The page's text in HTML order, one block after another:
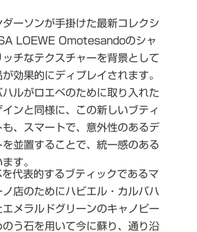
ーソンが手掛けた最新コレクシ
LOEWE Omotesandoのシャ
チなテクスチャーを背景として
効果的にディプレイされます。
ルがロエベのために取り入れた
ンと同様に、この新しいブティ
も、スマートで、意外性のあるデ
並置することで、統一感のある
す。
代表的するブティックであるマ
ノ店のためにハビエル・カルバハ
エメラルドグリーンのキャノピー
のう石を用いて今に蘇り、通り沿